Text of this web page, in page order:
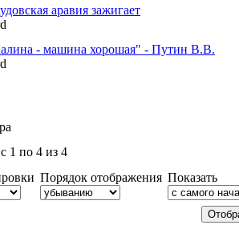
аравия зажигает
- машина хорошая" - Путин В.В.
1 по 4 из 4
Порядок отображения Показать